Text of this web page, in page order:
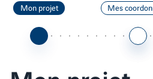
Mon projet
Étape
sur
3
Mes
sur
3